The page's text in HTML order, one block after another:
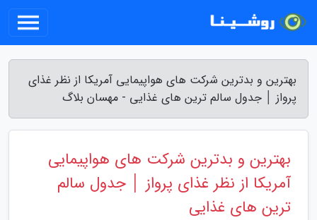
بهترین و بدترین شرکت های هواپیمایی آمریکا از نظر غذای
پرواز │ جدول سالم ترین های غذایی - مهسان بلاگ
بهترین و بدترین شرکت های هواپیمایی
آمریکا از نظر غذای پرواز │ جدول سالم
ترین های غذایی